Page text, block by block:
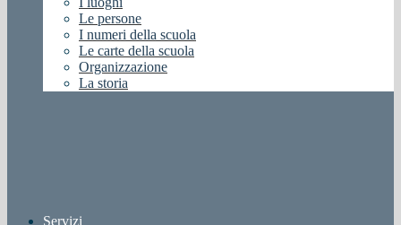
Le persone
I numeri della scuola
Le carte della scuola
Organizzazione
La storia
Servizi